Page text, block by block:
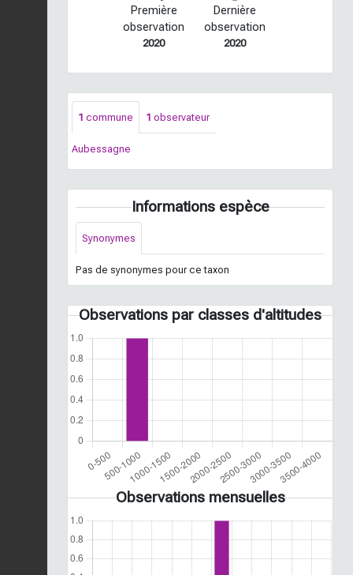
Première
observation
2020
Dernière
observation
2020
1 commune 1 observateur
Aubessagne
Informations espèce
Synonymes
Pas de synonymes pour ce taxon
Observations par classes d'altitudes
Observations mensuelles